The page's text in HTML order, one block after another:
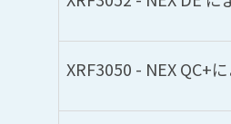
XRF3050 - NEX QC+